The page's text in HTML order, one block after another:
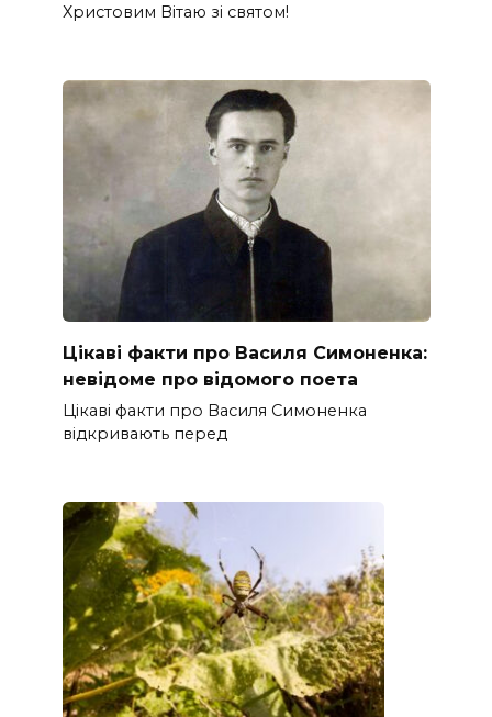
Христовим Вітаю зі святом!
Цікаві факти про Василя Симоненка:
невідоме про відомого поета
Цікаві факти про Василя Симоненка
відкривають перед